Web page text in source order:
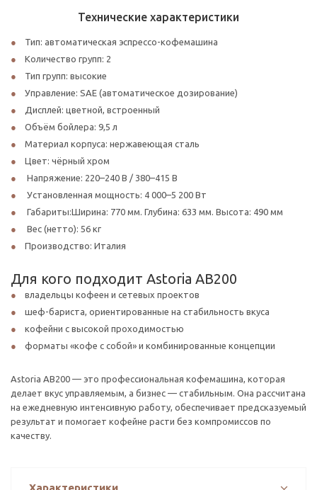
Технические характеристики
Тип: автоматическая эспрессо-кофемашина
Количество групп: 2
Тип групп: высокие
Управление: SAE (автоматическое дозирование)
Дисплей: цветной, встроенный
Объём бойлера: 9,5 л
Материал корпуса: нержавеющая сталь
Цвет: чёрный хром
Напряжение: 220–240 В / 380–415 В
Установленная мощность: 4 000–5 200 Вт
Габариты:Ширина: 770 мм. Глубина: 633 мм. Высота: 490 мм
Вес (нетто): 56 кг
Производство: Италия
Для кого подходит Astoria AB200
владельцы кофеен и сетевых проектов
шеф-бариста, ориентированные на стабильность вкуса
кофейни с высокой проходимостью
форматы «кофе с собой» и комбинированные концепции
Astoria AB200 — это профессиональная кофемашина, которая
делает вкус управляемым, а бизнес — стабильным. Она рассчитана
на ежедневную интенсивную работу, обеспечивает предсказуемый
результат и помогает кофейне расти без компромиссов по
качеству.